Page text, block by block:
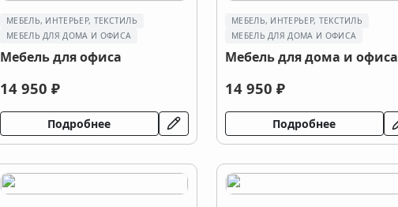
МЕБЕЛЬ, ИНТЕРЬЕР, ТЕКСТИЛЬ
МЕБЕЛЬ ДЛЯ ДОМА И ОФИСА
Мебель для офиса
14 950 ₽
Подробнее
МЕБЕЛЬ, ИНТЕРЬЕР, ТЕКСТИЛЬ
МЕБЕЛЬ ДЛЯ ДОМА И ОФИСА
Мебель для дома и офиса
14 950 ₽
Подробнее